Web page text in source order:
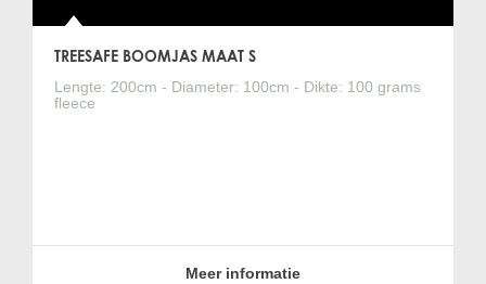
TREESAFE BOOMJAS MAAT S
Lengte: 200cm - Diameter: 100cm - Dikte: 100 grams
fleece
Meer informatie